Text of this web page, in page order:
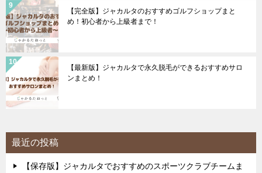
【完全版】ジャカルタのおすすめゴルフショップまと
め！初心者から上級者まで！
【最新版】ジャカルタで永久脱毛ができるおすすめサロ
ンまとめ！
最近の投稿
【保存版】ジャカルタでおすすめのスポーツクラブチームま